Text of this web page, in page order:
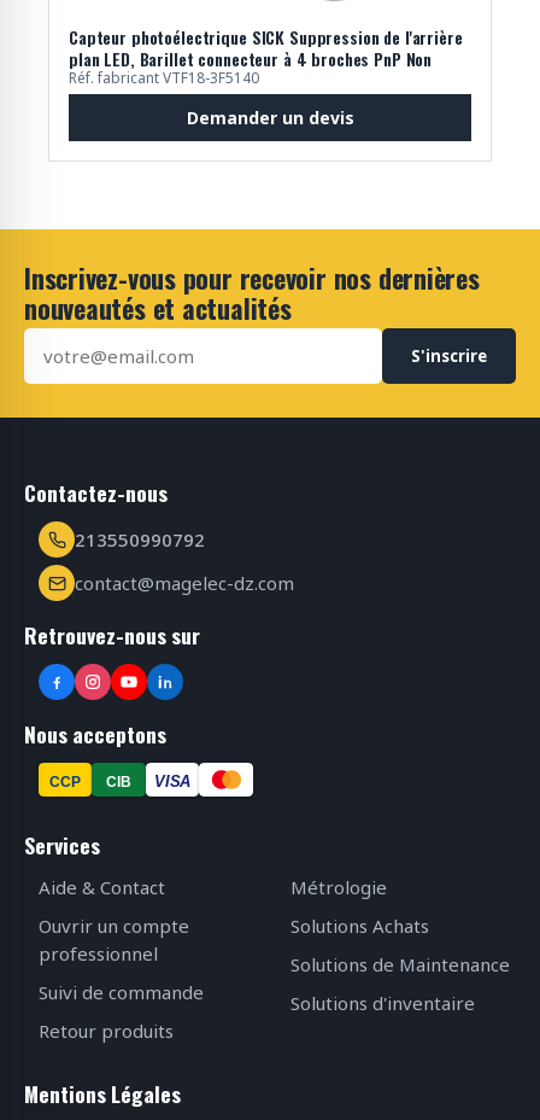
Capteur photoélectrique SICK Suppression de l'arrière
plan LED, Barillet connecteur à 4 broches PnP Non
Réf. fabricant VTF18-3F5140
Demander un devis
Inscrivez-vous pour recevoir nos dernières
nouveautés et actualités
S'inscrire
Contactez-nous
213550990792
contact@magelec-dz.com
Retrouvez-nous sur
Nous acceptons
CCP CIB VISA
Services
Aide & Contact
Ouvrir un compte
professionnel
Suivi de commande
Retour produits
Métrologie
Solutions Achats
Solutions de Maintenance
Solutions d'inventaire
Mentions Légales